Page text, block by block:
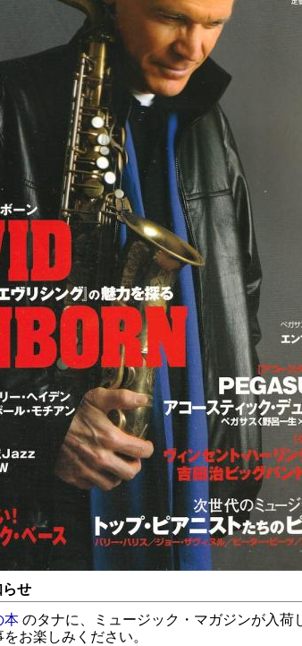
せ
本 のタナに、ミュージック・マガジンが入荷
をお楽しみください。